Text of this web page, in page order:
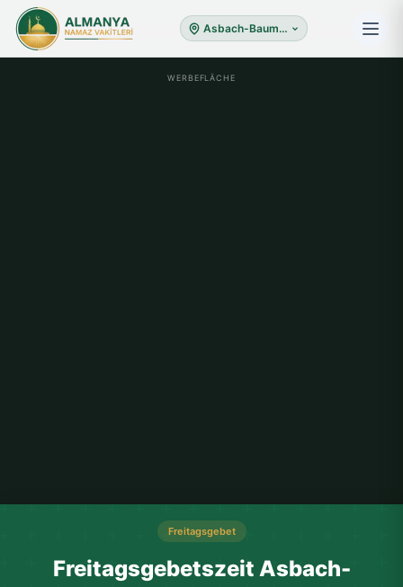
Asbach-Baumenheim
WERBEFLÄCHE
Freitagsgebet
Freitagsgebetszeit Asbach-